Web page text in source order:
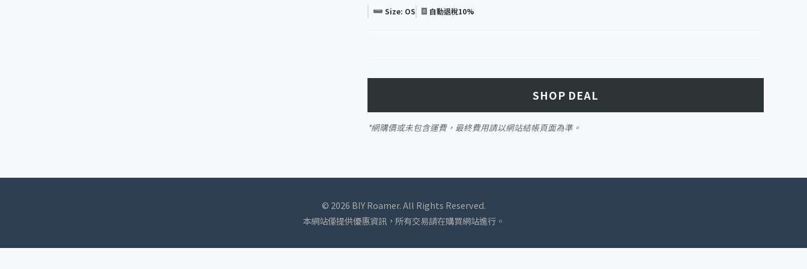
Size: OS 自動退稅10%
SHOP DEAL
*網購價或未包含運費，最終費用請以網站結帳頁面為準。
© 2026 BIY Roamer. All Rights Reserved.
本網站僅提供優惠資訊，所有交易請在購買網站進行。